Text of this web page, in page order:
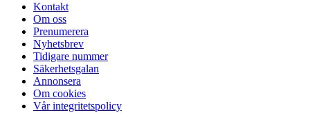
Kontakt
Om oss
Prenumerera
Nyhetsbrev
Tidigare nummer
Säkerhetsgalan
Annonsera
Om cookies
Vår integritetspolicy